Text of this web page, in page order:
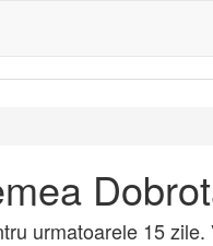
urmatoarele 15